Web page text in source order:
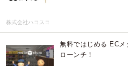
株式会社ハコスコ
無料ではじめる EC
ローンチ！